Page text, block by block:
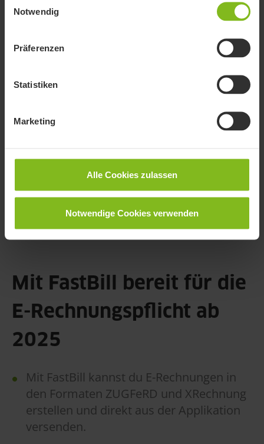
Notwendig
Präferenzen
Statistiken
Marketing
Alle Cookies zulassen
Notwendige Cookies verwenden
Mit FastBill bereit für die
E-Rechnungspflicht ab
2025
Mit FastBill kannst du E-Rechnungen in
den Formaten ZUGFeRD und XRechnung
erstellen und direkt aus der Applikation
versenden.